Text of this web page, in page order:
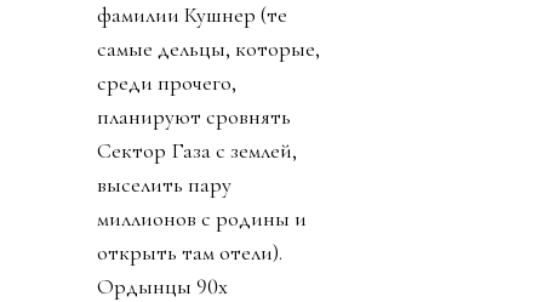
фамилии Кушнер (те
самые дельцы, которые,
среди прочего,
планируют сровнять
Сектор Газа с землей,
выселить пару
миллионов с родины и
открыть там отели).
Ордынцы 90х